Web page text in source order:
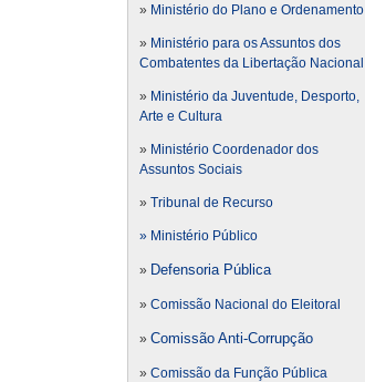
» Ministério do Plano e Ordenamento
» Ministério para os Assuntos dos
Combatentes da Libertação Nacional
» Ministério da Juventude, Desporto,
Arte e Cultura
» Ministério Coordenador dos
Assuntos Sociais
» Tribunal de Recurso
» Ministério Público
» Defensoria Pública
» Comissão Nacional do Eleitoral
» Comissão Anti-Corrupção
» Comissão da Função Pública